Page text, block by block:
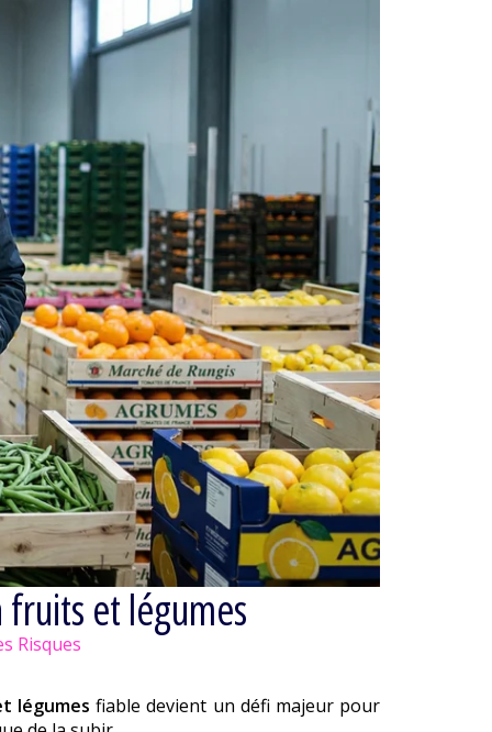
et légumes
Risques
légumes fiable devient un défi majeur pour